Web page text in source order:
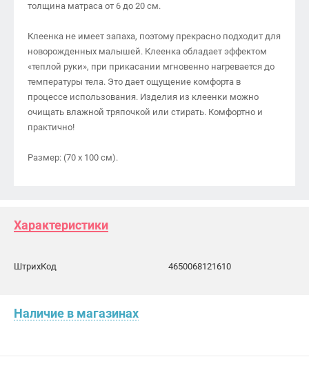
толщина матраса от 6 до 20 см.
Клеенка не имеет запаха, поэтому прекрасно подходит для
новорожденных малышей. Клеенка обладает эффектом
«теплой руки», при прикасании мгновенно нагревается до
температуры тела. Это дает ощущение комфорта в
процессе использования. Изделия из клеенки можно
очищать влажной тряпочкой или стирать. Комфортно и
практично!
Размер: (70 х 100 см).
Характеристики
ШтрихКод 4650068121610
Наличие в магазинах